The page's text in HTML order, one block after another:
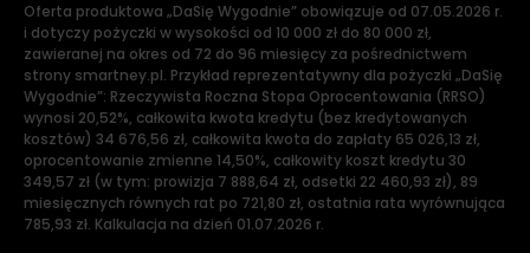
Oferta produktowa „DaSię Wygodnie” obowiązuje od 07.05.2026 r.
i dotyczy pożyczki w wysokości od 10 000 zł do 80 000 zł,
zawieranej na okres od 72 do 96 miesięcy za pośrednictwem
strony smartney.pl. Przykład reprezentatywny dla pożyczki „DaSię
Wygodnie”: Rzeczywista Roczna Stopa Oprocentowania (RRSO)
wynosi 20,52%, całkowita kwota kredytu (bez kredytowanych
kosztów) 34 676,56 zł, całkowita kwota do zapłaty 65 026,13 zł,
oprocentowanie zmienne 14,50%, całkowity koszt kredytu 30
349,57 zł (w tym: prowizja 7 888,64 zł, odsetki 22 460,93 zł), 89
miesięcznych równych rat po 721,80 zł, ostatnia rata wyrównująca
785,93 zł. Kalkulacja na dzień 01.07.2026 r.